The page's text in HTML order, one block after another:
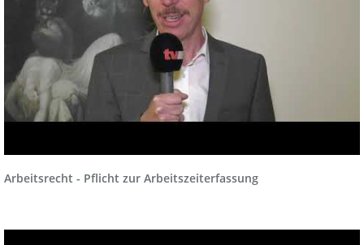
Arbeitsrecht - Pflicht zur Arbeitszeiterfassung